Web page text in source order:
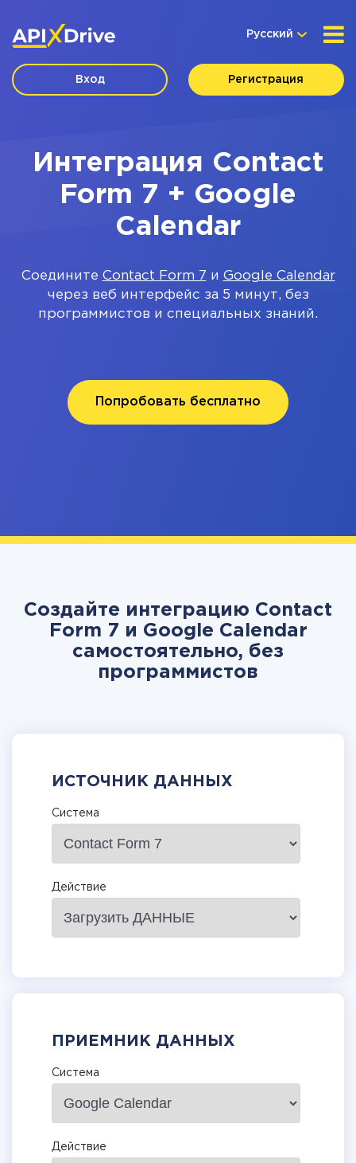
Русский
Вход Регистрация
Интеграция Contact
Form 7 + Google
Calendar
Соедините Contact Form 7 и Google Calendar
через веб интерфейс за 5 минут, без
программистов и специальных знаний.
Попробовать бесплатно
Создайте интеграцию Contact
Form 7 и Google Calendar
самостоятельно, без
программистов
ИСТОЧНИК ДАННЫХ
Система
Действие
ПРИЕМНИК ДАННЫХ
Система
Действие